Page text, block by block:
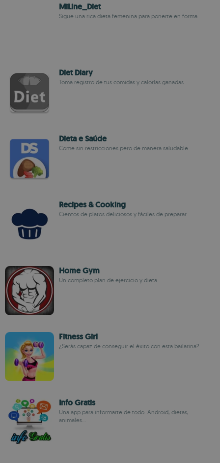
MiLine_Diet
Sigue una rica dieta femenina para ponerte en forma
Diet Diary
Toma registro de tus comidas y calorías ganadas
Dieta e Saúde
Come sin restricciones pero de manera saludable
Recipes & Cooking
Cientos de platos deliciosos y fáciles de preparar
Home Gym
Un completo plan de ejercicio y dieta
Fitness Girl
¿Serás capaz de conseguir el éxito con esta bailarina?
Info Gratis
Una app para informarte de todo: Android, dietas,
animales...